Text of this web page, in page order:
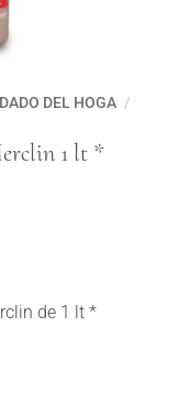
DEL HOGA /
1 lt *
de 1 lt *